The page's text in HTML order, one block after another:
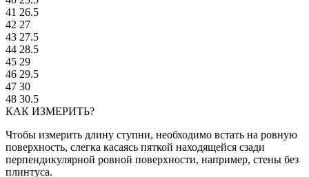
41 26.5
42 27
43 27.5
44 28.5
45 29
46 29.5
47 30
48 30.5
КАК ИЗМЕРИТЬ?
Чтобы измерить длину ступни, необходимо встать на ровную
поверхность, слегка касаясь пяткой находящейся сзади
перпендикулярной ровной поверхности, например, стены без
плинтуса.